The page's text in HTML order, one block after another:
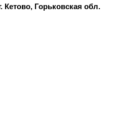
Кетово, Горьковская обл.